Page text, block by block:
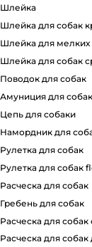
шлейка
шлейка для собак
шлейка для
шлейка для собак
поводок для собак
амуниция для собак
цепь для собаки
намордник для
рулетка для собак
рулетка для собак
расческа для собак
гребень для собак
расческа для
расческа для собак для вычесывания